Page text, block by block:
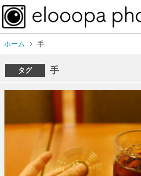
ホーム 手
タグ 手